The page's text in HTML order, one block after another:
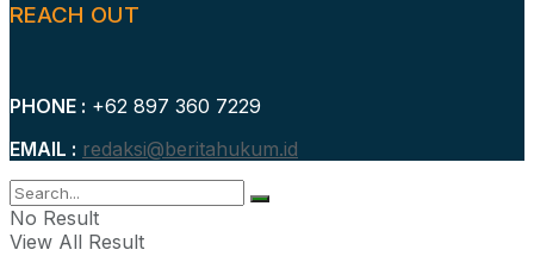
REACH OUT
PHONE : +62 897 360 7229
EMAIL : redaksi@beritahukum.id
No Result
View All Result